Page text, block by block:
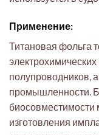
Применение:
Титановая фольга
полупроводников,
промышленности.
изготовления